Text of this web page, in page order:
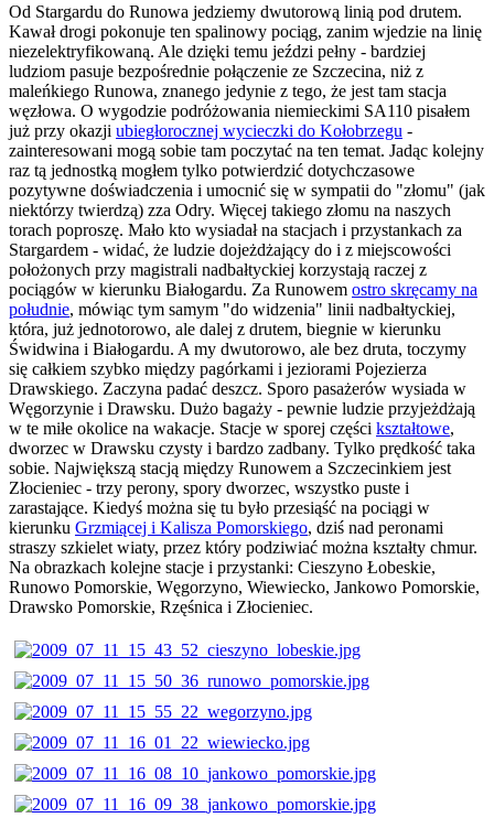
Od Stargardu do Runowa jedziemy dwutorową linią pod drutem.
Kawał drogi pokonuje ten spalinowy pociąg, zanim wjedzie na linię
niezelektryfikowaną. Ale dzięki temu jeździ pełny - bardziej
ludziom pasuje bezpośrednie połączenie ze Szczecina, niż z
maleńkiego Runowa, znanego jedynie z tego, że jest tam stacja
węzłowa. O wygodzie podróżowania niemieckimi SA110 pisałem
już przy okazji ubiegłorocznej wycieczki do Kołobrzegu -
zainteresowani mogą sobie tam poczytać na ten temat. Jadąc kolejny
raz tą jednostką mogłem tylko potwierdzić dotychczasowe
pozytywne doświadczenia i umocnić się w sympatii do "złomu" (jak
niektórzy twierdzą) zza Odry. Więcej takiego złomu na naszych
torach poproszę. Mało kto wysiadał na stacjach i przystankach za
Stargardem - widać, że ludzie dojeżdżający do i z miejscowości
położonych przy magistrali nadbałtyckiej korzystają raczej z
pociągów w kierunku Białogardu. Za Runowem ostro skręcamy na
południe, mówiąc tym samym "do widzenia" linii nadbałtyckiej,
która, już jednotorowo, ale dalej z drutem, biegnie w kierunku
Świdwina i Białogardu. A my dwutorowo, ale bez druta, toczymy
się całkiem szybko między pagórkami i jeziorami Pojezierza
Drawskiego. Zaczyna padać deszcz. Sporo pasażerów wysiada w
Węgorzynie i Drawsku. Dużo bagaży - pewnie ludzie przyjeżdżają
w te miłe okolice na wakacje. Stacje w sporej części kształtowe,
dworzec w Drawsku czysty i bardzo zadbany. Tylko prędkość taka
sobie. Największą stacją między Runowem a Szczecinkiem jest
Złocieniec - trzy perony, spory dworzec, wszystko puste i
zarastające. Kiedyś można się tu było przesiąść na pociągi w
kierunku Grzmiącej i Kalisza Pomorskiego, dziś nad peronami
straszy szkielet wiaty, przez który podziwiać można kształty chmur.
Na obrazkach kolejne stacje i przystanki: Cieszyno Łobeskie,
Runowo Pomorskie, Węgorzyno, Wiewiecko, Jankowo Pomorskie,
Drawsko Pomorskie, Rzęśnica i Złocieniec.